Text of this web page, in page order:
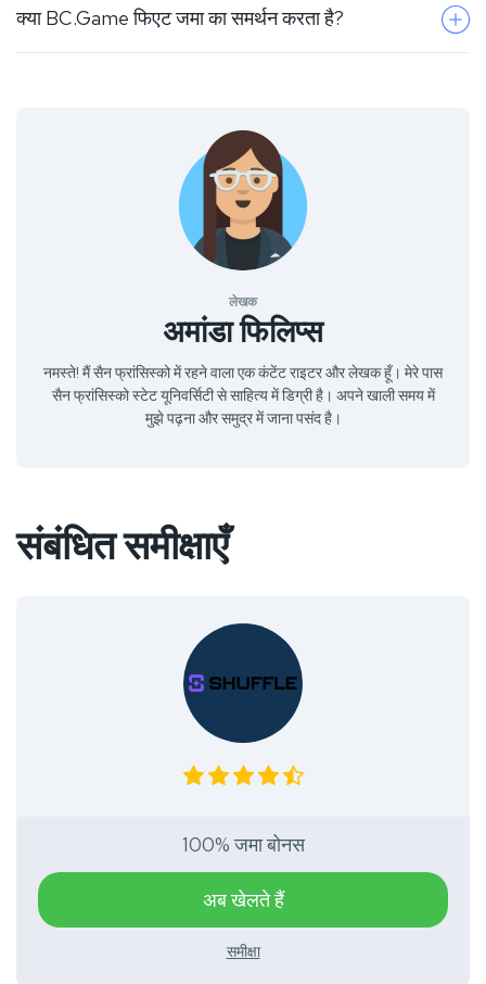
इसके झांसे में न आएं।
यदि आप वास्तविक धन का उपयोग करके लिम्बो खेलना चाहते हैं
RENDER, BLUR, ICP, USDC, आदि सबसे लोकप्रिय
क्रिप्टो जमा कर सकते हैं।
BC.Game के पास BC टोकन (BC) नामक अपना स्वयं का
टोकन भी है, जिसे अधिक रेकबैक के लिए दांव पर लगाया जा
क्या BC.Game फिएट जमा का समर्थन करता है?
हैं। यह प्रक्रिया सरल और त्वरित है।
लेखक
अमांडा फिलिप्स
नमस्ते! मैं सैन फ्रांसिस्को में रहने वाला एक कंटेंट राइटर और लेखक हूँ। मेरे पास
सैन फ्रांसिस्को स्टेट यूनिवर्सिटी से साहित्य में डिग्री है। अपने खाली समय में
मुझे पढ़ना और समुद्र में जाना पसंद है।
संबंधित समीक्षाएँ
100% जमा बोनस
अब खेलते हैं
समीक्षा